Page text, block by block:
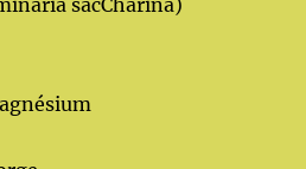
sacCharina)